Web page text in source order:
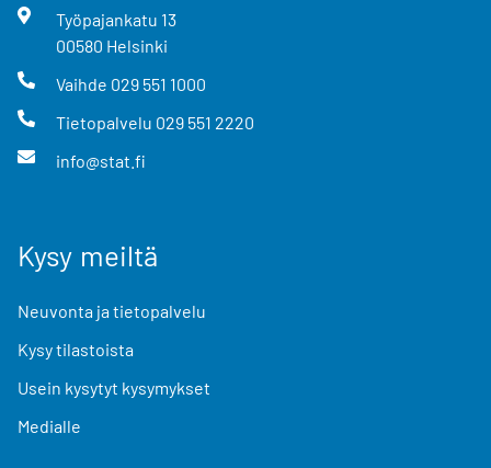
Työpajankatu 13
00580 Helsinki
Vaihde 029 551 1000
Tietopalvelu 029 551 2220
info@stat.fi
Kysy meiltä
Neuvonta ja tietopalvelu
Kysy tilastoista
Usein kysytyt kysymykset
Medialle